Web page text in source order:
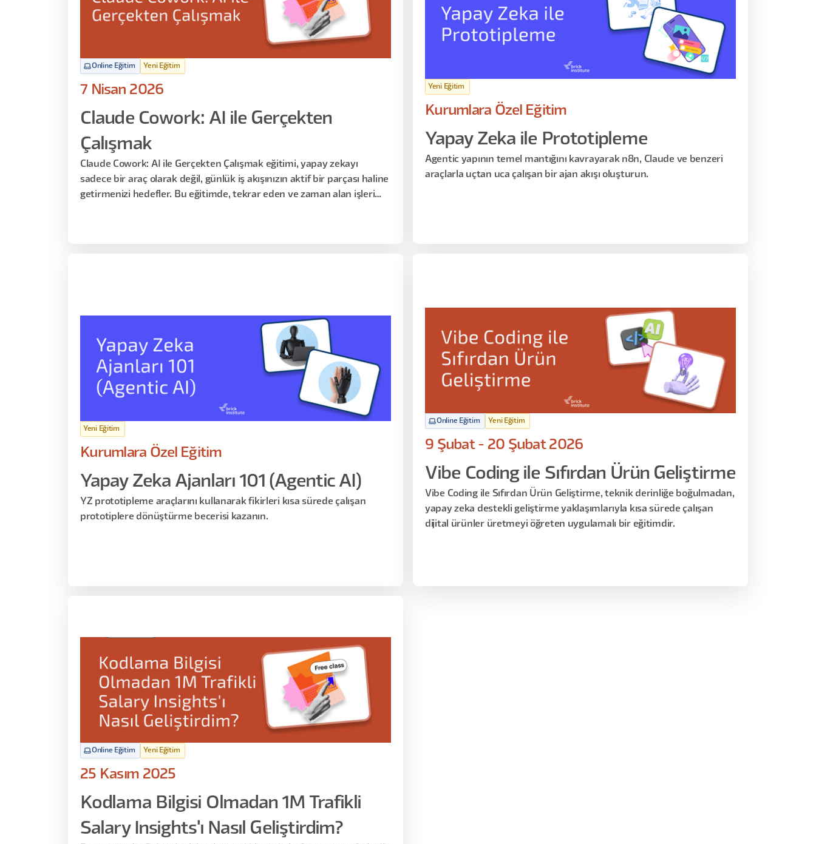
Online Eğitim Yeni Eğitim
7 Nisan 2026
Claude Cowork: AI ile Gerçekten
Çalışmak
Claude Cowork: AI ile Gerçekten Çalışmak eğitimi, yapay zekayı
sadece bir araç olarak değil, günlük iş akışınızın aktif bir parçası haline
getirmenizi hedefler. Bu eğitimde, tekrar eden ve zaman alan işleri
Yeni Eğitim
Kurumlara Özel Eğitim
Yapay Zeka ile Prototipleme
Agentic yapının temel mantığını kavrayarak n8n, Claude ve benzeri
araçlarla uçtan uca çalışan bir ajan akışı oluşturun.
Yeni Eğitim
Kurumlara Özel Eğitim
Yapay Zeka Ajanları 101 (Agentic AI)
YZ prototipleme araçlarını kullanarak fikirleri kısa sürede çalışan
prototiplere dönüştürme becerisi kazanın.
Online Eğitim Yeni Eğitim
9 Şubat - 20 Şubat 2026
Vibe Coding ile Sıfırdan Ürün Geliştirme
Vibe Coding ile Sıfırdan Ürün Geliştirme, teknik derinliğe boğulmadan,
yapay zeka destekli geliştirme yaklaşımlarıyla kısa sürede çalışan
dijital ürünler üretmeyi öğreten uygulamalı bir eğitimdir.
Online Eğitim Yeni Eğitim
25 Kasım 2025
Kodlama Bilgisi Olmadan 1M Trafikli
Salary Insights'ı Nasıl Geliştirdim?